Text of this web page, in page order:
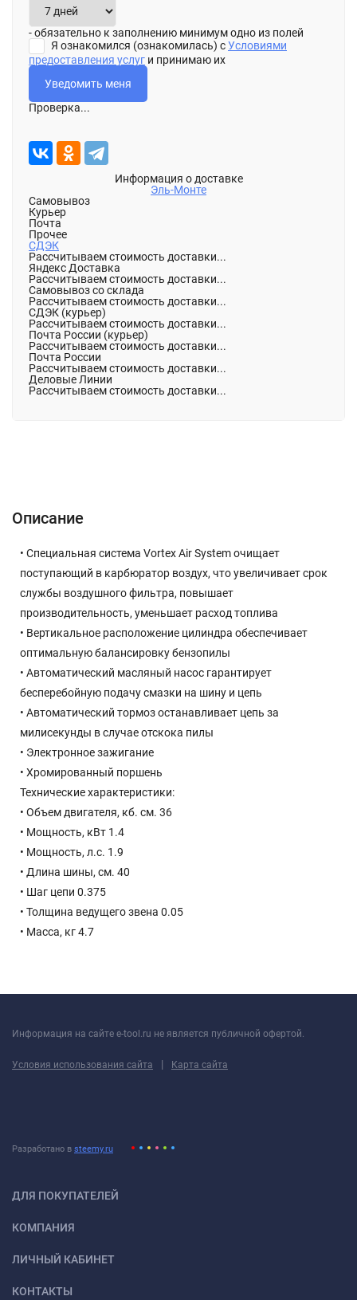
- обязательно к заполнению минимум одно из полей
Я ознакомился (ознакомилась) сУсловиями
предоставления услуг и принимаю их
Проверка...
Информация о доставке
Эль-Монте
Самовывоз
Курьер
Почта
Прочее
СДЭК
Рассчитываем стоимость доставки...
Яндекс Доставка
Рассчитываем стоимость доставки...
Самовывоз со склада
Рассчитываем стоимость доставки...
СДЭК (курьер)
Рассчитываем стоимость доставки...
Почта России (курьер)
Рассчитываем стоимость доставки...
Почта России
Рассчитываем стоимость доставки...
Деловые Линии
Рассчитываем стоимость доставки...
Описание
• Специальная система Vortex Air System очищает
поступающий в карбюратор воздух, что увеличивает срок
службы воздушного фильтра, повышает
производительность, уменьшает расход топлива
• Вертикальное расположение цилиндра обеспечивает
оптимальную балансировку бензопилы
• Автоматический масляный насос гарантирует
бесперебойную подачу смазки на шину и цепь
• Автоматический тормоз останавливает цепь за
милисекунды в случае отскока пилы
• Электронное зажигание
• Хромированный поршень
Технические характеристики:
• Объем двигателя, кб. см. 36
• Мощность, кВт 1.4
• Мощность, л.с. 1.9
• Длина шины, см. 40
• Шаг цепи 0.375
• Толщина ведущего звена 0.05
• Масса, кг 4.7
Информация на сайте e-tool.ru не является публичной офертой.
Условия использования сайта | Карта сайта
Разработано в steemy.ru
ДЛЯ ПОКУПАТЕЛЕЙ
КОМПАНИЯ
ЛИЧНЫЙ КАБИНЕТ
КОНТАКТЫ